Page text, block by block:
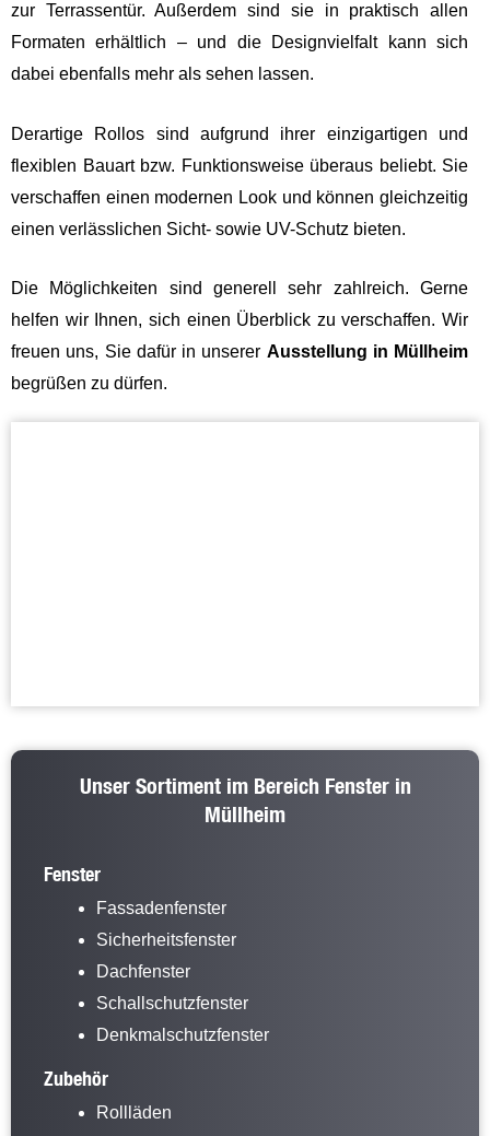
zur Terrassentür. Außerdem sind sie in praktisch allen
Formaten erhältlich – und die Designvielfalt kann sich
dabei ebenfalls mehr als sehen lassen.
Derartige Rollos sind aufgrund ihrer einzigartigen und
flexiblen Bauart bzw. Funktionsweise überaus beliebt. Sie
verschaffen einen modernen Look und können gleichzeitig
einen verlässlichen Sicht- sowie UV-Schutz bieten.
Die Möglichkeiten sind generell sehr zahlreich. Gerne
helfen wir Ihnen, sich einen Überblick zu verschaffen. Wir
freuen uns, Sie dafür in unserer Ausstellung in Müllheim
begrüßen zu dürfen.
Unser Sortiment im Bereich Fenster in
Müllheim
Fenster
Fassadenfenster
Sicherheitsfenster
Dachfenster
Schallschutzfenster
Denkmalschutzfenster
Zubehör
Rollläden